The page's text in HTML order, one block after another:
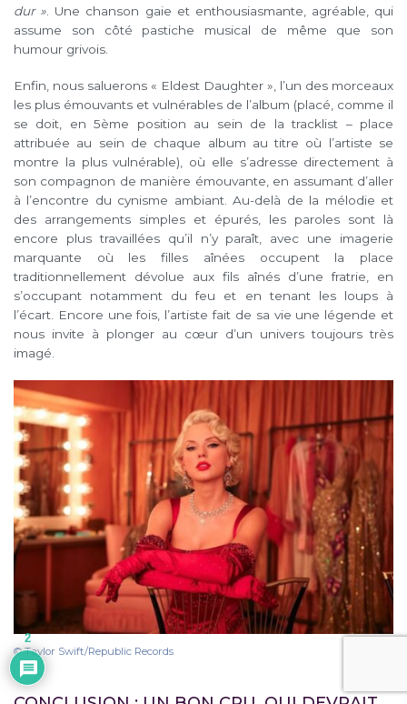
dur » . Une chanson gaie et enthousiasmante, agréable, qui
assume son côté pastiche musical de même que son
humour grivois.
Enfin, nous saluerons « Eldest Daughter », l’un des morceaux
les plus émouvants et vulnérables de l’album (placé, comme il
se doit, en 5ème position au sein de la tracklist – place
attribuée au sein de chaque album au titre où l’artiste se
montre la plus vulnérable), où elle s’adresse directement à
son compagnon de manière émouvante, en assumant d’aller
à l’encontre du cynisme ambiant. Au-delà de la mélodie et
des arrangements simples et épurés, les paroles sont là
encore plus travaillées qu’il n’y paraît, avec une imagerie
marquante où les filles aînées occupent la place
traditionnellement dévolue aux fils aînés d’une fratrie, en
s’occupant notamment du feu et en tenant les loups à
l’écart. Encore une fois, l’artiste fait de sa vie une légende et
nous invite à plonger au cœur d’un univers toujours très
imagé.
© Taylor Swift/Republic Records
2